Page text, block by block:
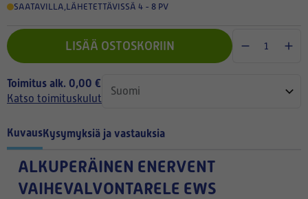
SAATAVILLA LÄHETETTÄVISSÄ 4 - 8 PV
LISÄÄ OSTOSKORIIN
Toimitus alk. 0,00 €
Katso toimituskulut
KuvausKysymyksiä ja vastauksia
ALKUPERÄINEN ENERVENT
VAIHEVALVONTARELE EWS